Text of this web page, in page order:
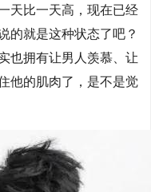
天比一天高，现在已经
的就是这种状态了吧？
也拥有让男人羡慕、让
他的肌肉了，是不是觉